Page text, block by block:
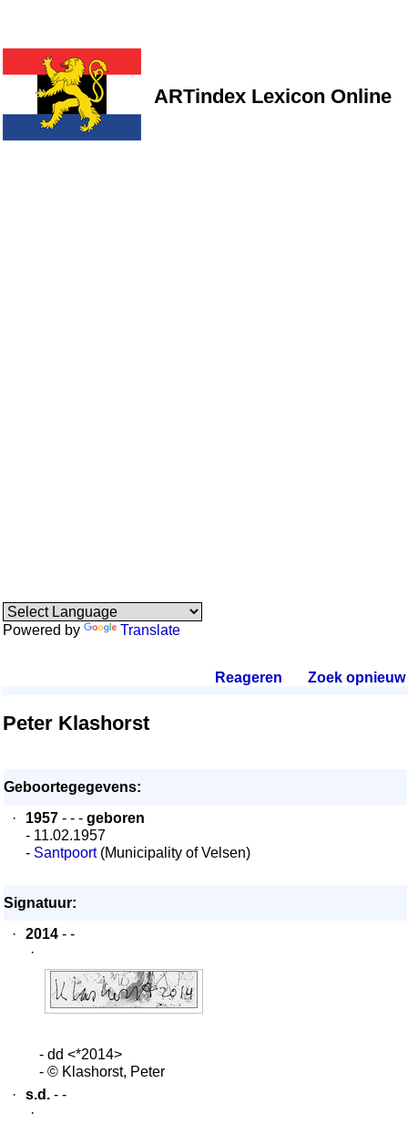
ARTindex Lexicon Online
Powered by Translate
Reageren Zoek opnieuw.
Peter Klashorst
Geboortegegevens:
·
1957 - - - geboren
- 11.02.1957
- Santpoort(Municipality of Velsen)
Signatuur:
·
2014 - -
·
- dd <*2014>
- © Klashorst, Peter
·
s.d. - -
·